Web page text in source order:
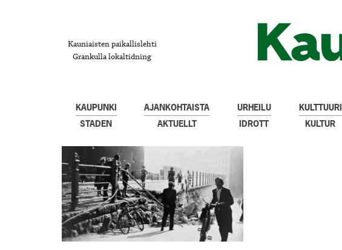
Kauniaisten paikallislehti
Grankulla lokaltidning
KAUPUNKI
STADEN
AJANKOHTAISTA
AKTUELLT
URHEILU
IDROTT
KULTTUURI
KULTUR